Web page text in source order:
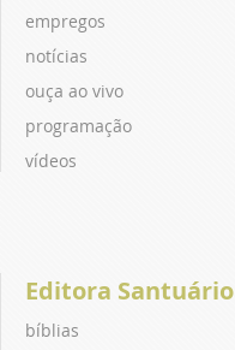
empregos
notícias
ouça ao vivo
programação
vídeos
Editora Santuário
bíblias